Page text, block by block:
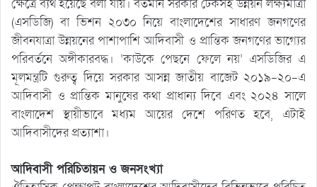
ক্ষেত্রে ব্যর্থ হয়েছে বলা যায়। বর্তমান সরকার টেকসই উন্নয়ন লক্ষ্যমাত্রা
(এসডিজি) বা ভিশন ২০৩০ নিয়ে বাংলাদেশের সাধারণ জনগণের
জীবনযাত্রা উন্নয়নের পাশাপাশি আদিবাসী ও প্রান্তিক জনগণের ভাগ্যের
পরিবর্তনে অঙ্গীকারবদ্ধ। ‘কাউকে পেছনে ফেলে নয়’ এসডিজির এ
মূলমন্ত্রটি গুরুত্ব দিয়ে সরকার আসন্ন জাতীয় বাজেট ২০১৯-২০-এ
আদিবাসী ও প্রান্তিক মানুষের কথা প্রাধান্য দিবে এবং ২০২৪ সালে
বাংলাদেশ স্থায়ীভাবে মধ্যম আয়ের দেশে পরিণত হবে, এটাই
আদিবাসীদের প্রত্যাশা।
আদিবাসী পরিচিতায়ন ও জনসংখ্যা